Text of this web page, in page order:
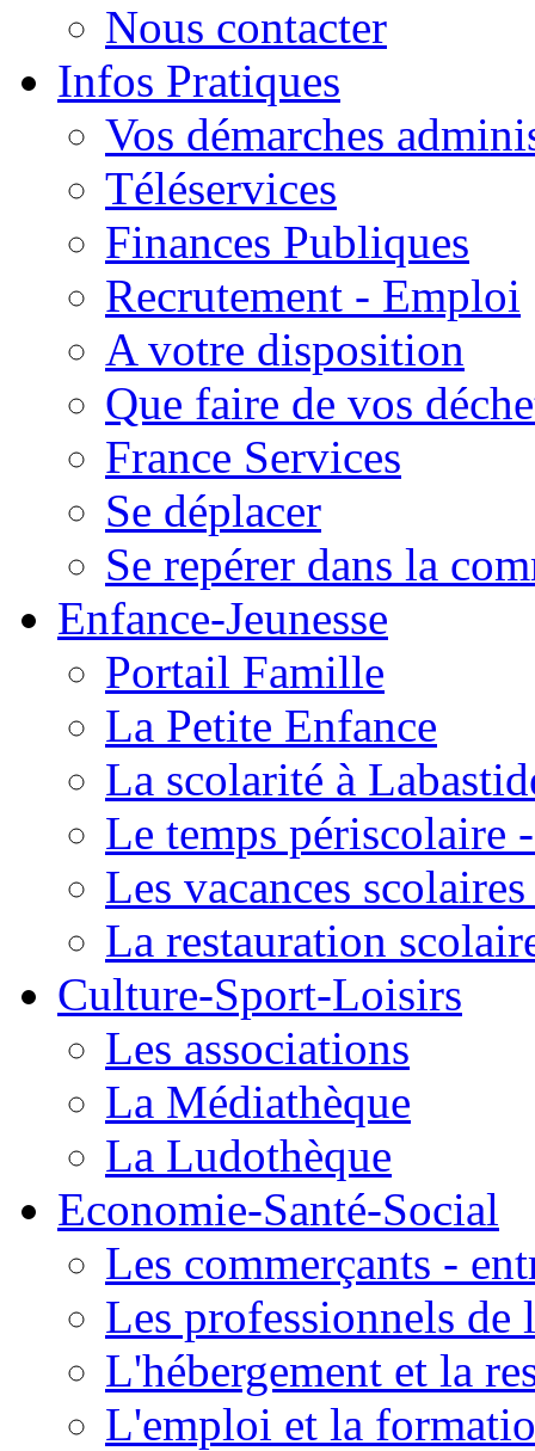
Nous contacter
Infos Pratiques
Vos démarches
Téléservices
Finances Publiques
Recrutement - Emploi
A votre disposition
Que faire de vos
France Services
Se déplacer
Se repérer dans la
Enfance-Jeunesse
Portail Famille
La Petite Enfance
La scolarité à
Le temps périscolaire
Les vacances
La restauration
Culture-Sport-Loisirs
Les associations
La Médiathèque
La Ludothèque
Economie-Santé-Social
Les commerçants -
Les professionnels de
L'hébergement et la
L'emploi et la